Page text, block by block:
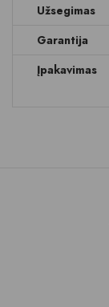
Užsegimas
Garantija
Įpakavimas